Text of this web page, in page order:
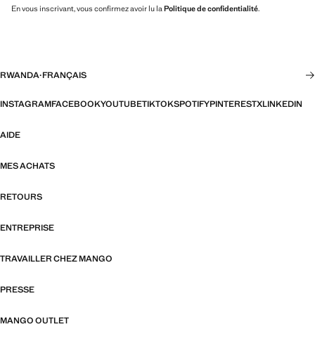
En vous inscrivant, vous confirmez avoir lu la Politique de confidentialité.
RWANDA·FRANÇAIS
INSTAGRAMFACEBOOKYOUTUBETIKTOKSPOTIFYPINTERESTXLINKEDIN
AIDE
MES ACHATS
RETOURS
ENTREPRISE
TRAVAILLER CHEZ MANGO
PRESSE
MANGO OUTLET